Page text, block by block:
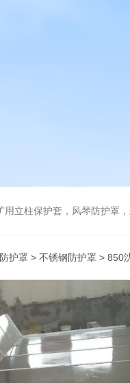
用立柱保护套，风琴防护罩
护罩 > 不锈钢防护罩 > 850